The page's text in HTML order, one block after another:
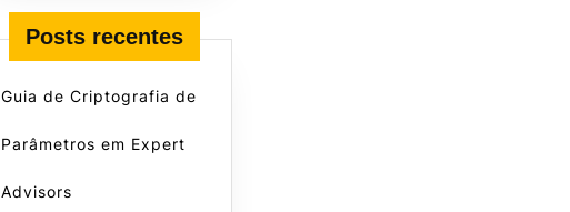
Posts recentes
Guia de Criptografia de
Parâmetros em Expert
Advisors